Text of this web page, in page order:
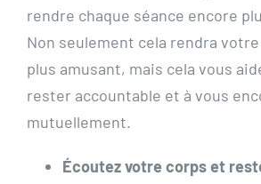
rendre chaque séance encore
Non seulement cela rendra
plus amusant, mais cela vous
rester accountable et à vous
mutuellement.
Écoutez votre corps et